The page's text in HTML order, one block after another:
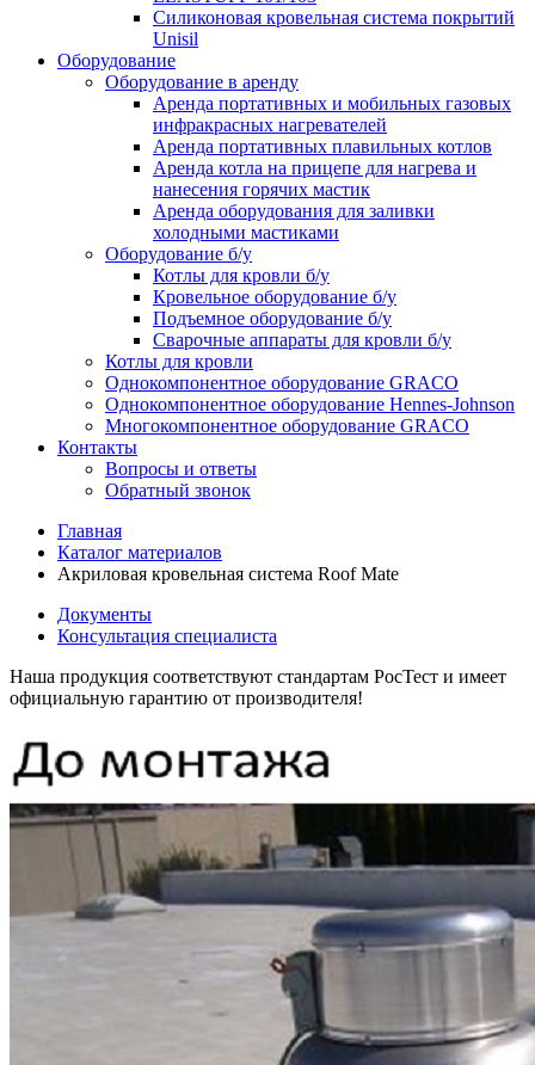
Силиконовая кровельная система покрытий
Unisil
Оборудование
Оборудование в аренду
Аренда портативных и мобильных газовых
инфракрасных нагревателей
Аренда портативных плавильных котлов
Аренда котла на прицепе для нагрева и
нанесения горячих мастик
Аренда оборудования для заливки
холодными мастиками
Оборудование б/у
Котлы для кровли б/у
Кровельное оборудование б/у
Подъемное оборудование б/у
Сварочные аппараты для кровли б/у
Котлы для кровли
Однокомпонентное оборудование GRACO
Однокомпонентное оборудование Hennes-Johnson
Многокомпонентное оборудование GRACO
Контакты
Вопросы и ответы
Обратный звонок
Главная
Каталог материалов
Акриловая кровельная система Roof Mate
Документы
Консультация специалиста
Наша продукция соответствуют стандартам РосТест и имеет
официальную гарантию от производителя!